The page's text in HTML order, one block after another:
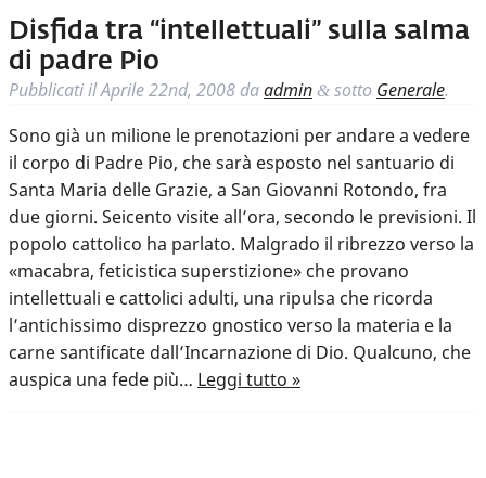
Disfida tra “intellettuali” sulla salma
di padre Pio
Pubblicati ilAprile 22nd, 2008 daadmin & sotto Generale.
Sono già un milione le prenotazioni per andare a vedere
il corpo di Padre Pio, che sarà esposto nel santuario di
Santa Maria delle Grazie, a San Giovanni Rotondo, fra
due giorni. Seicento visite all’ora, secondo le previsioni. Il
popolo cattolico ha parlato. Malgrado il ribrezzo verso la
«macabra, feticistica superstizione» che provano
intellettuali e cattolici adulti, una ripulsa che ricorda
l’antichissimo disprezzo gnostico verso la materia e la
carne santificate dall’Incarnazione di Dio. Qualcuno, che
auspica una fede più… Leggi tutto »